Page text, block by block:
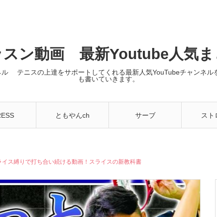
スン動画 最新Youtube人気ま
ル テニスの上達をサポートしてくれる最新人気YouTubeチャンネ
も書いていきます。
ともやんch サーブ スト
ス縛りで打ち合い続ける動画！スライスの新教科書